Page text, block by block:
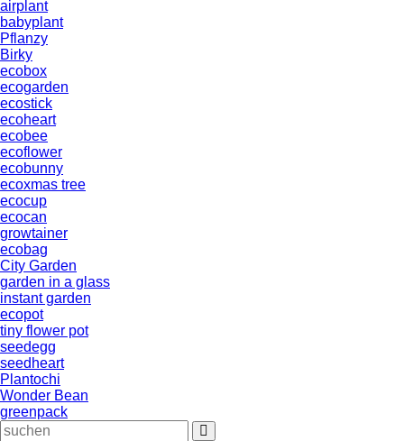
airplant
babyplant
Pflanzy
Birky
ecobox
ecogarden
ecostick
ecoheart
ecobee
ecoflower
ecobunny
ecoxmas tree
ecocup
ecocan
growtainer
ecobag
City Garden
garden in a glass
instant garden
ecopot
tiny flower pot
seedegg
seedheart
Plantochi
Wonder Bean
greenpack